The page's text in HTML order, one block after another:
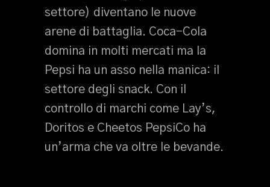
settore) diventano le nuove
arene di battaglia. Coca-Cola
domina in molti mercati ma la
Pepsi ha un asso nella manica: il
settore degli snack. Con il
controllo di marchi come Lay’s,
Doritos e Cheetos PepsiCo ha
un’arma che va oltre le bevande.